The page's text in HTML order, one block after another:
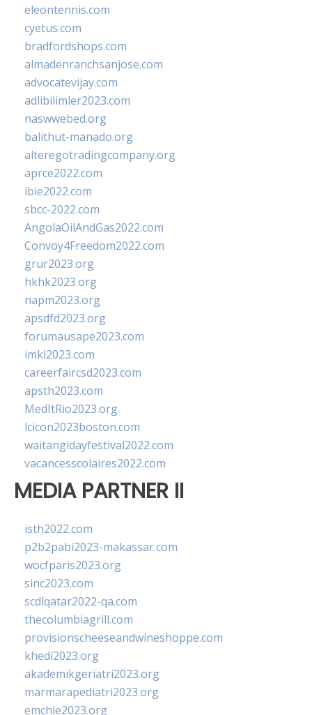
eleontennis.com
cyetus.com
bradfordshops.com
almadenranchsanjose.com
advocatevijay.com
adlibilimler2023.com
naswwebed.org
balithut-manado.org
alteregotradingcompany.org
aprce2022.com
ibie2022.com
sbcc-2022.com
AngolaOilAndGas2022.com
Convoy4Freedom2022.com
grur2023.org
hkhk2023.org
napm2023.org
apsdfd2023.org
forumausape2023.com
imkl2023.com
careerfaircsd2023.com
apsth2023.com
MedItRio2023.org
lcicon2023boston.com
waitangidayfestival2022.com
vacancesscolaires2022.com
MEDIA PARTNER II
isth2022.com
p2b2pabi2023-makassar.com
wocfparis2023.org
sinc2023.com
scdlqatar2022-qa.com
thecolumbiagrill.com
provisionscheeseandwineshoppe.com
khedi2023.org
akademikgeriatri2023.org
marmarapediatri2023.org
emchie2023.org